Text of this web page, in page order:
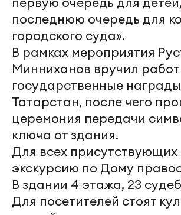
последнюю очередь для
городского суда».
В рамках мероприятия
Минниханов вручил
государственные
Татарстан, после чего
церемония передачи
ключа от здания.
Для всех присутствующих
экскурсию по Дому
В здании 4 этажа, 23
Для посетителей стоят